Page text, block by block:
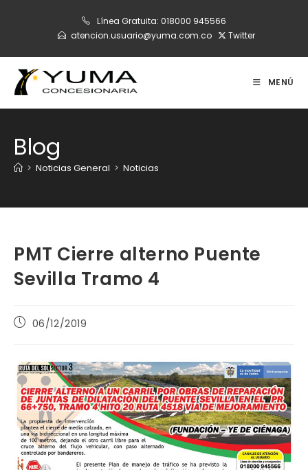
Línea Gratuita: 018000 945566
atencion.usuario@yuma.com.co
Twitter
MENÚ
Blog
> Noticias General > Noticias
PMT Cierre alterno Puente
Sevilla Tramo 4
Publicación
entrada:
06/12/2019